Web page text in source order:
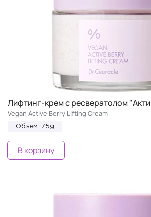
Лифтинг-крем с ресвератолом
Vegan Active Berry Lifting Cream
Объем: 75g
В корзину